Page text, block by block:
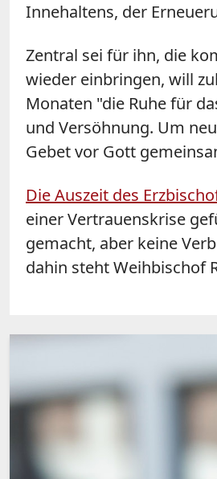
Innehaltens, der
Zentral sei für ihn, die
wieder einbringen, will
Monaten "die Ruhe für
und Versöhnung. Um
Gebet vor Gott
Die Auszeit des
einer Vertrauenskrise
gemacht, aber keine
dahin steht Weihbischof